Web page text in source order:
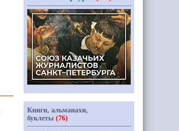
Книги, альманахи,
буклеты (76)